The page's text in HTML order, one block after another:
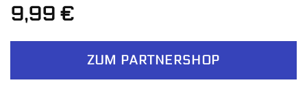
9,99 €
ZUM PARTNERSHOP